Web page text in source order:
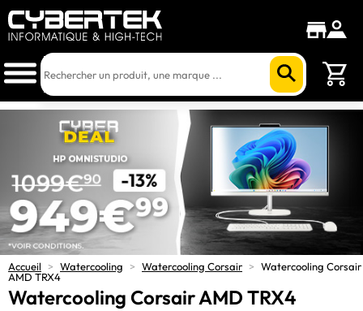
Accueil > Watercooling > Watercooling Corsair > Watercooling Corsair
AMD TRX4
Watercooling Corsair AMD TRX4